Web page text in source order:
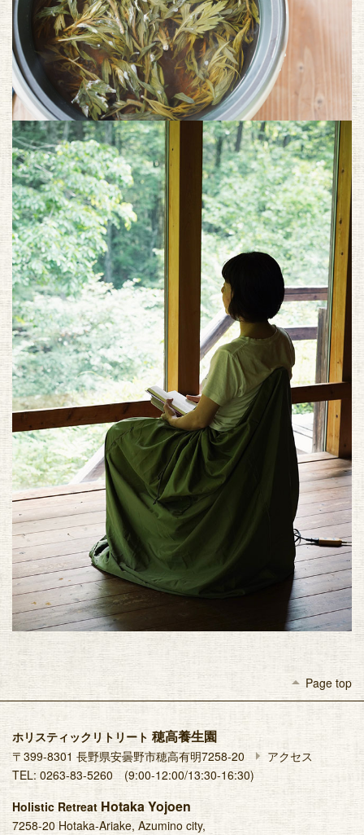
arrow_drop_up Page top
ホリスティックリトリート 穂高養生園
〒399-8301 長野県安曇野市穂高有明7258-20 arrow_right アクセス
TEL: 0263-83-5260 (9:00-12:00/13:30-16:30)
Holistic Retreat Hotaka Yojoen
7258-20 Hotaka-Ariake, Azumino city,